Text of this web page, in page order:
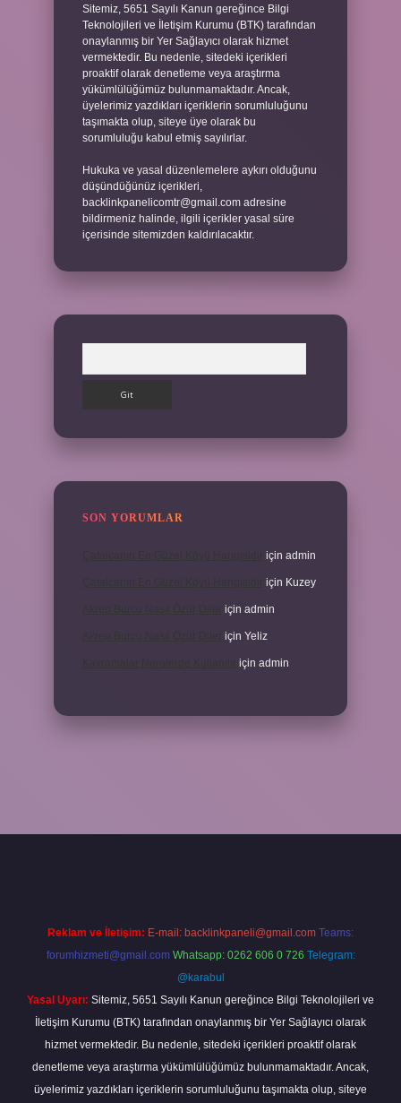
Sitemiz, 5651 Sayılı Kanun gereğince Bilgi
Teknolojileri ve İletişim Kurumu (BTK) tarafından
onaylanmış bir Yer Sağlayıcı olarak hizmet
vermektedir. Bu nedenle, sitedeki içerikleri
proaktif olarak denetleme veya araştırma
yükümlülüğümüz bulunmamaktadır. Ancak,
üyelerimiz yazdıkları içeriklerin sorumluluğunu
taşımakta olup, siteye üye olarak bu
sorumluluğu kabul etmiş sayılırlar.
Hukuka ve yasal düzenlemelere aykırı olduğunu
düşündüğünüz içerikleri,
backlinkpanelicomtr@gmail.com adresine
bildirmeniz halinde, ilgili içerikler yasal süre
içerisinde sitemizden kaldırılacaktır.
SON YORUMLAR
için admin
için Kuzey
Akrep Burcu Nasıl Özür Diler için admin
Akrep Burcu Nasıl Özür Diler için Yeliz
için admin
Reklam ve İletişim: E-mail: backlinkpaneli@gmail.com Teams:
forumhizmeti@gmail.com Whatsapp: 0262 606 0 726 Telegram:
@karabul
Yasal Uyarı: Sitemiz, 5651 Sayılı Kanun gereğince Bilgi Teknolojileri ve
İletişim Kurumu (BTK) tarafından onaylanmış bir Yer Sağlayıcı olarak
hizmet vermektedir. Bu nedenle, sitedeki içerikleri proaktif olarak
denetleme veya araştırma yükümlülüğümüz bulunmamaktadır. Ancak,
üyelerimiz yazdıkları içeriklerin sorumluluğunu taşımakta olup, siteye